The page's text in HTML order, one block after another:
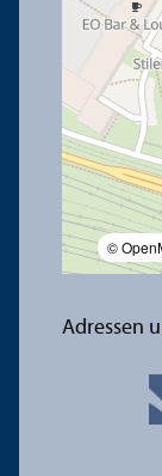
©
Adressen